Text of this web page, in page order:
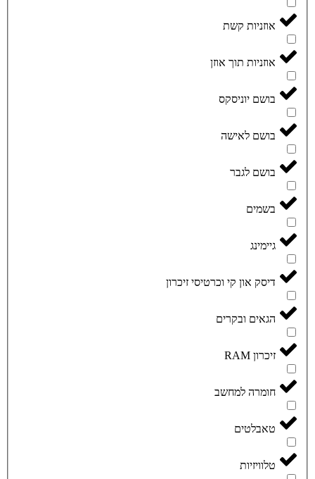
אוזניות קשת
אוזניות תוך אוזן
בושם יוניסקס
בושם לאישה
בושם לגבר
בשמים
גיימינג
דיסק און קי וכרטיסי זיכרון
הגאים ובקרים
זיכרון RAM
חומרה למחשב
טאבלטים
טלוויזיות